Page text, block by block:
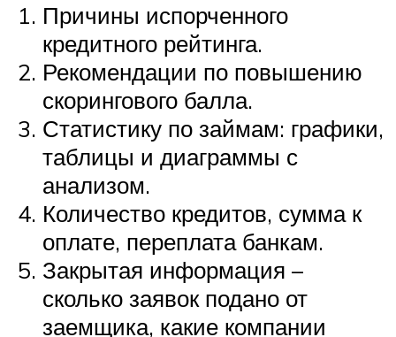
Причины испорченного
кредитного рейтинга.
Рекомендации по повышению
скорингового балла.
Статистику по займам: графики,
таблицы и диаграммы с
анализом.
Количество кредитов, сумма к
оплате, переплата банкам.
Закрытая информация –
сколько заявок подано от
заемщика, какие компании